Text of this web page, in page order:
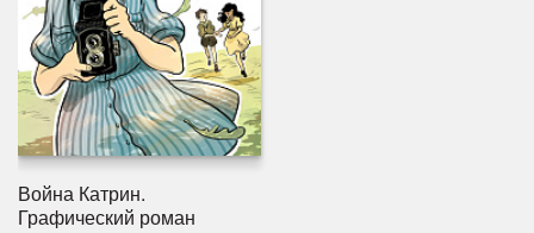
Война Катрин.
Графический роман